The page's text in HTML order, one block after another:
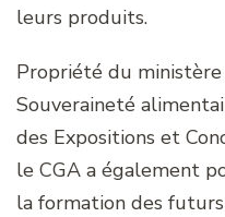
leurs produits.
Propriété du
Souveraineté
des Expositions et
le CGA a également
la formation des